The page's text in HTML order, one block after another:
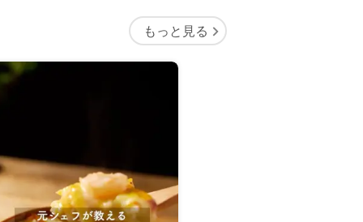
もっと見る